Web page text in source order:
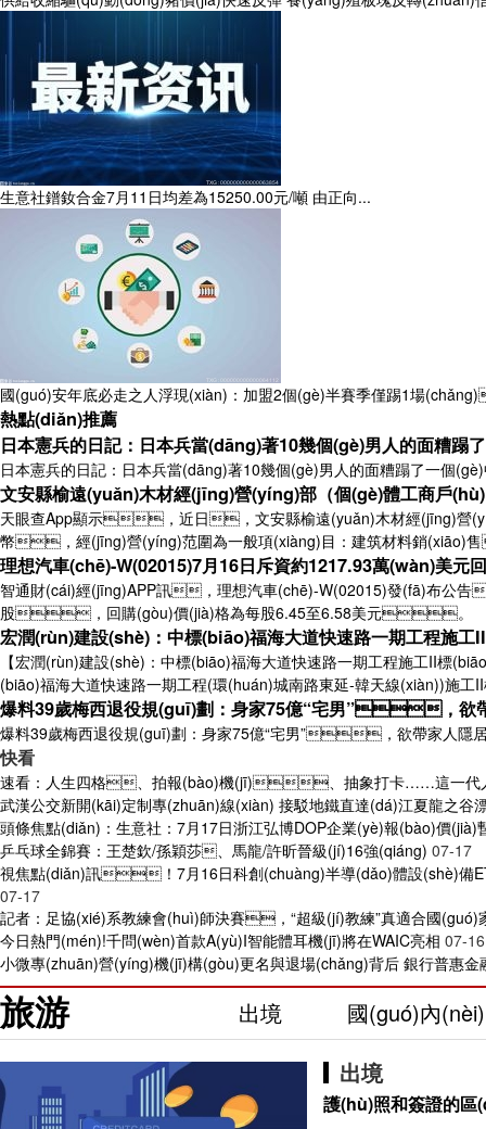
生意社鐠釹合金7月11日均差為15250.00元/噸 由正向...
國(guó)安年底必走之人浮現(xiàn)：加盟2個(gè)半賽季僅踢1場
熱點(diǎn)推薦
日本憲兵的日記：日本兵當(dāng)著10幾個(gè)男人的面糟蹋
日本憲兵的日記：日本兵當(dāng)著10幾個(gè)男人的面糟蹋了一個
文安縣榆遠(yuǎn)木材經(jīng)營(yíng)部（個(gè)體工商戶
天眼查App顯示，近日，文安縣榆遠(yuǎn)木材經(jīng)營
幣，經(jīng)營(yíng)范圍為一般項(xiàng)目：建筑材料銷(xiāo)
理想汽車(chē)-W(02015)7月16日斥資約1217.93萬(wàn)美元
智通財(cái)經(jīng)APP訊，理想汽車(chē)-W(02015)發(fā)布公
股，回購(gòu)價(jià)格為每股6.45至6.58美元。
宏潤(rùn)建設(shè)：中標(biāo)福海大道快速路一期工程施
【宏潤(rùn)建設(shè)：中標(biāo)福海大道快速路一期工程施工II標
(biāo)福海大道快速路一期工程(環(huán)城南路東延-韓天線(xiàn))
爆料39歲梅西退役規(guī)劃：身家75億“宅男”，欲
爆料39歲梅西退役規(guī)劃：身家75億“宅男”，欲帶家人隱
快看
速看：人生四格、拍報(bào)機(jī)、抽象打卡……這一代
武漢公交新開(kāi)定制專(zhuān)線(xiàn) 接駁地鐵直達(dá)江夏龍之谷
頭條焦點(diǎn)：生意社：7月17日浙江弘博DOP企業(yè)報(bào)價(jià)
乒乓球全錦賽：王楚欽/孫穎莎、馬龍/許昕晉級(jí)16強(qiáng) 07-17
視焦點(diǎn)訊！7月16日科創(chuàng)半導(dǎo)體設(shè)備
07-17
記者：足協(xié)系教練會(huì)師決賽，“超級(jí)教練”真適合國
今日熱門(mén)!千問(wèn)首款A(yù)I智能體耳機(jī)將在WAIC亮相 07-16
小微專(zhuān)營(yíng)機(jī)構(gòu)更名與退場(chǎng)背后 銀行普惠
旅游 出境 國(guó)內(nèi)
出境
護(hù)照和簽證的區